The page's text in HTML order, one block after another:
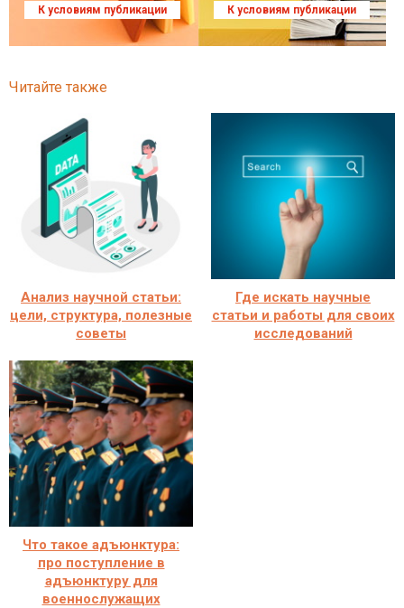
К условиям публикации К условиям публикации
Читайте также
Анализ научной статьи:
цели, структура, полезные
советы
Где искать научные
статьи и работы для своих
исследований
Что такое адъюнктура:
про поступление в
адъюнктуру для
военнослужащих